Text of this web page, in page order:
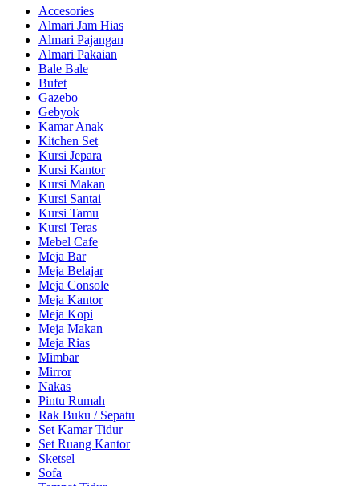
Accesories
Almari Jam Hias
Almari Pajangan
Almari Pakaian
Bale Bale
Bufet
Gazebo
Gebyok
Kamar Anak
Kitchen Set
Kursi Jepara
Kursi Kantor
Kursi Makan
Kursi Santai
Kursi Tamu
Kursi Teras
Mebel Cafe
Meja Bar
Meja Belajar
Meja Console
Meja Kantor
Meja Kopi
Meja Makan
Meja Rias
Mimbar
Mirror
Nakas
Pintu Rumah
Rak Buku / Sepatu
Set Kamar Tidur
Set Ruang Kantor
Sketsel
Sofa